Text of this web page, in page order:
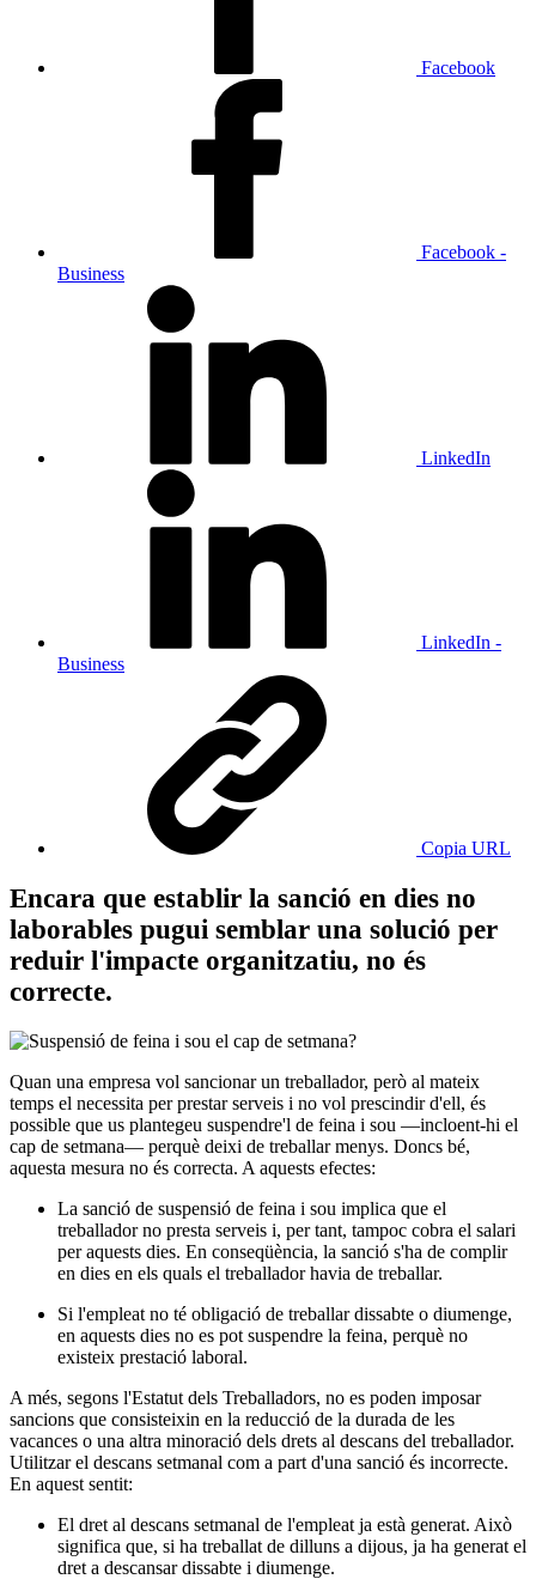
Facebook
Facebook -
Business
LinkedIn
LinkedIn -
Business
Copia URL
Encara que establir la sanció en dies no
laborables pugui semblar una solució per
reduir l'impacte organitzatiu, no és
correcte.
Quan una empresa vol sancionar un treballador, però al mateix
temps el necessita per prestar serveis i no vol prescindir d'ell, és
possible que us plantegeu suspendre'l de feina i sou —incloent-hi el
cap de setmana— perquè deixi de treballar menys. Doncs bé,
aquesta mesura no és correcta. A aquests efectes:
La sanció de suspensió de feina i sou implica que el
treballador no presta serveis i, per tant, tampoc cobra el salari
per aquests dies. En conseqüència, la sanció s'ha de complir
en dies en els quals el treballador havia de treballar.
Si l'empleat no té obligació de treballar dissabte o diumenge,
en aquests dies no es pot suspendre la feina, perquè no
existeix prestació laboral.
A més, segons l'Estatut dels Treballadors, no es poden imposar
sancions que consisteixin en la reducció de la durada de les
vacances o una altra minoració dels drets al descans del treballador.
Utilitzar el descans setmanal com a part d'una sanció és incorrecte.
En aquest sentit:
El dret al descans setmanal de l'empleat ja està generat. Això
significa que, si ha treballat de dilluns a dijous, ja ha generat el
dret a descansar dissabte i diumenge.